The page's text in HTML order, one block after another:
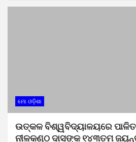
ମୋ ଓଡ଼ିଶା
ଉତ୍କଳ ବିଶ୍ୱବିଦ୍ୟାଳୟରେ ପାଳିତ
ନୀଳକଣ୍ଠ ଦାସଙ୍କ ୧୪୩ତମ